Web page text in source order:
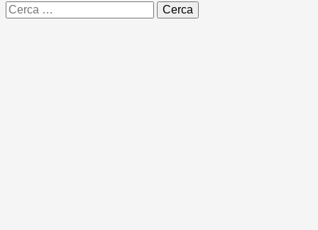
Ricerca
per: